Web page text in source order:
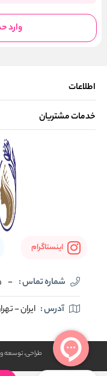
وارد
اطلاعات
صفحه اصلی
خدمات مشتریان
اینستاگرام
شماره تماس : -
آدرس : ایران -
طراحی، توسعه و